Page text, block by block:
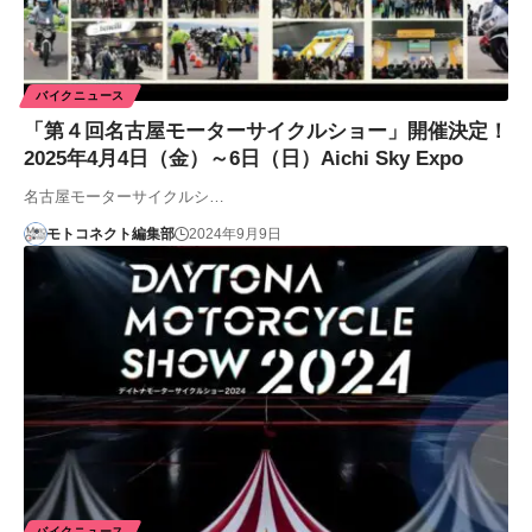
バイクニュース
「第４回名古屋モーターサイクルショー」開催決定！
2025年4月4日（金）～6日（日）Aichi Sky Expo
名古屋モーターサイクルシ…
モトコネクト編集部 2024年9月9日